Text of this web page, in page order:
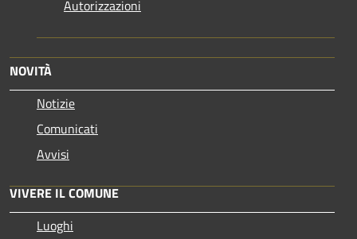
Autorizzazioni
NOVITÀ
Notizie
Comunicati
Avvisi
VIVERE IL COMUNE
Luoghi